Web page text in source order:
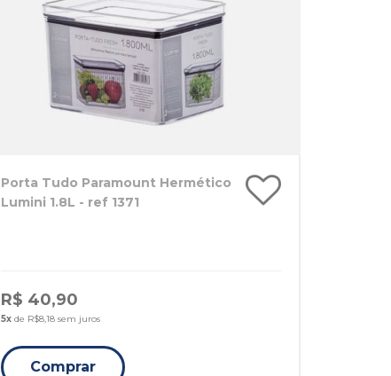
Porta Tudo Paramount Hermético
Lumini 1.8L - ref 1371
R$ 40,90
5x de R$8,18 sem juros
Comprar